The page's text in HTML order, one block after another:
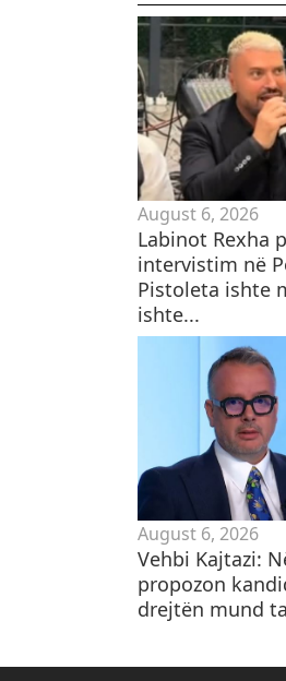
August 6, 2026
Labinot Rexha
intervistim në
Pistoleta ishte
ishte...
August 6, 2026
Vehbi Kajtazi:
propozon
drejtën mund